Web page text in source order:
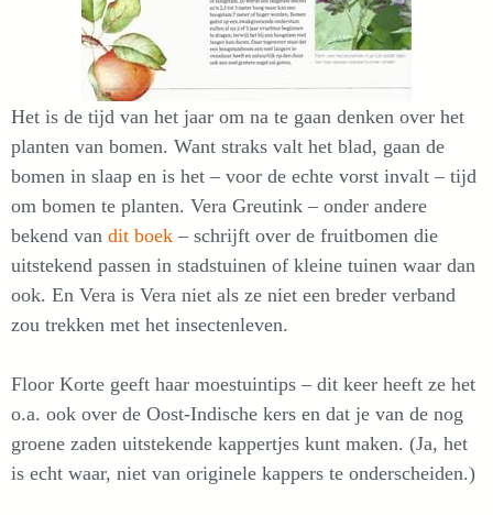
Het is de tijd van het jaar om na te gaan denken over het
planten van bomen. Want straks valt het blad, gaan de
bomen in slaap en is het – voor de echte vorst invalt – tijd
om bomen te planten. Vera Greutink – onder andere
bekend van dit boek – schrijft over de fruitbomen die
uitstekend passen in stadstuinen of kleine tuinen waar dan
ook. En Vera is Vera niet als ze niet een breder verband
zou trekken met het insectenleven.
Floor Korte geeft haar moestuintips – dit keer heeft ze het
o.a. ook over de Oost-Indische kers en dat je van de nog
groene zaden uitstekende kappertjes kunt maken. (Ja, het
is echt waar, niet van originele kappers te onderscheiden.)